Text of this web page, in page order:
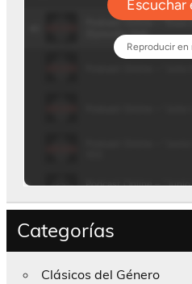
Categorías
Clásicos del Género